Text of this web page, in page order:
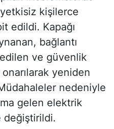
kişilerce
edildi. Kapağı
bağlantı
ve güvenlik
yeniden
nedeniyle
gelen elektrik
değiştirildi.